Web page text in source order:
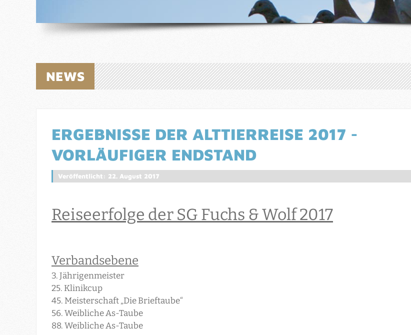
NEWS
ERGEBNISSE DER ALTTIERREISE 2017 -
VORLÄUFIGER ENDSTAND
Veröffentlicht: 22. August 2017
Reiseerfolge der SG Fuchs & Wolf 2017
Verbandsebene
3. Jährigenmeister
25. Klinikcup
45. Meisterschaft „Die Brieftaube“
56. Weibliche As-Taube
88. Weibliche As-Taube